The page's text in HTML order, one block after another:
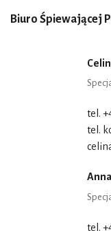
Biuro Śpiewającej
tel.
tel.
tel.